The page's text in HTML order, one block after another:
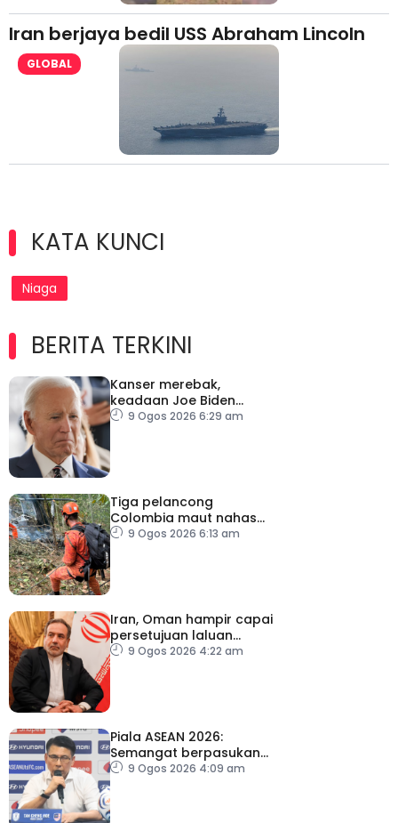
Iran berjaya bedil USS Abraham Lincoln
GLOBAL
KATA KUNCI
Niaga
BERITA TERKINI
Kanser merebak,
keadaan Joe Biden
semakin serius
9 Ogos 2026 6:29 am
Tiga pelancong
Colombia maut nahas
helikopter di Rio de
9 Ogos 2026 6:13 am
Iran, Oman hampir capai
persetujuan laluan
sementara Selat Hormuz
9 Ogos 2026 4:22 am
Piala ASEAN 2026:
Semangat berpasukan
kunci Harimau Malaya ke
9 Ogos 2026 4:09 am